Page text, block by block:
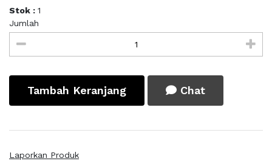
Stok : 1
Jumlah
Tambah Keranjang Chat
Laporkan Produk